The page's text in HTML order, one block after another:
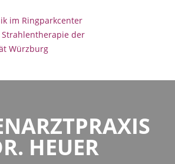
im Ringparkcenter
der
Würzburg
HEUER